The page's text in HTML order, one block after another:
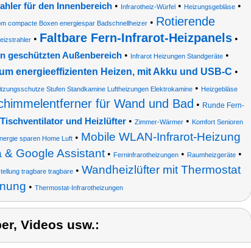
für den Innenbereich• Infrarotheiz-Würfel• Heizungsgebläse•
compacte Boxen energiespar Badschnellheizer • Rotierende
• Faltbare Fern-Infrarot-Heizpanels •
geschützten Außenbereich• Infrarot Heizungen Standgeräte•
energieeffizienten Heizen, mit Akku und USB-C •
Stufen Standkamine Luftheizungen Elektrokamine • Heizgebläse
für Wand und Bad • Runde Fern-
und Heizlüfter• Zimmer-Wärmer• Komfort Senioren
sparen Home Luft • Mobile WLAN-Infrarot-Heizung
& Google Assistant• Ferninfrarotheizungen• Raumheizgeräte•
tragbare tragbare • Wandheizlüfter mit Thermostat
• Thermostat-Infrarotheizungen
Videos usw.: